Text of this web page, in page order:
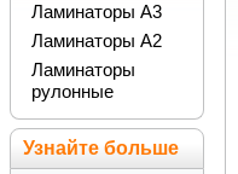
Ламинаторы А3
Ламинаторы А2
Ламинаторы
рулонные
Узнайте больше